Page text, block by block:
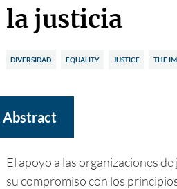
la justicia
DIVERSIDAD EQUALITY JUSTICE THE
Abstract
El apoyo a las organizaciones
su compromiso con los